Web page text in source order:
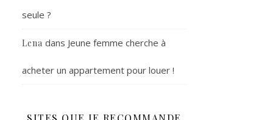
seule ?
Lena dans Jeune femme cherche à
acheter un appartement pour louer !